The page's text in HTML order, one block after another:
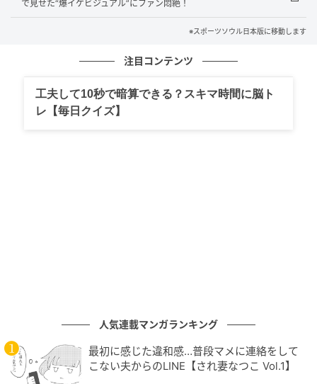
メキシコ・メキシコシティ公演は追加公演を緊急編成
グローバルステージを駆け巡っているENHYPENは、本
日7月8日のペルー・リマ公演でツアーの熱気をつな
（記事提供＝OSEN）
◇ENHYPEN プロフィール
で見せた“爆イケビジュアル”にファン悶絶！
※スポーツソウル日本版に移動します
注目コンテンツ
工夫して10秒で暗算できる？スキマ時間に脳ト
レ【毎日クイズ】
人気連載マンガランキング
最初に感じた違和感…普段マメに連絡をして
こない夫からのLINE【され妻なつこ Vol.1】